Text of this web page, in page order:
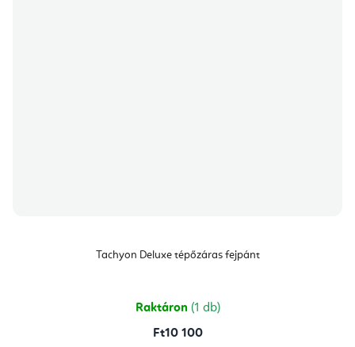
Tachyon Deluxe tépőzáras fejpánt
Raktáron (1 db)
Ft10 100